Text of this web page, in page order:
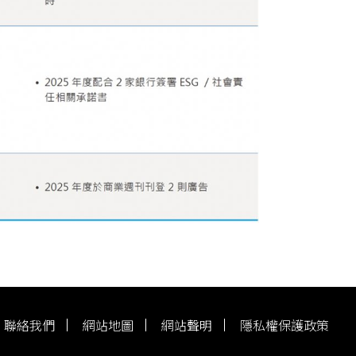
聯絡我們 網站地圖 網站聲明 隱私權保護政策